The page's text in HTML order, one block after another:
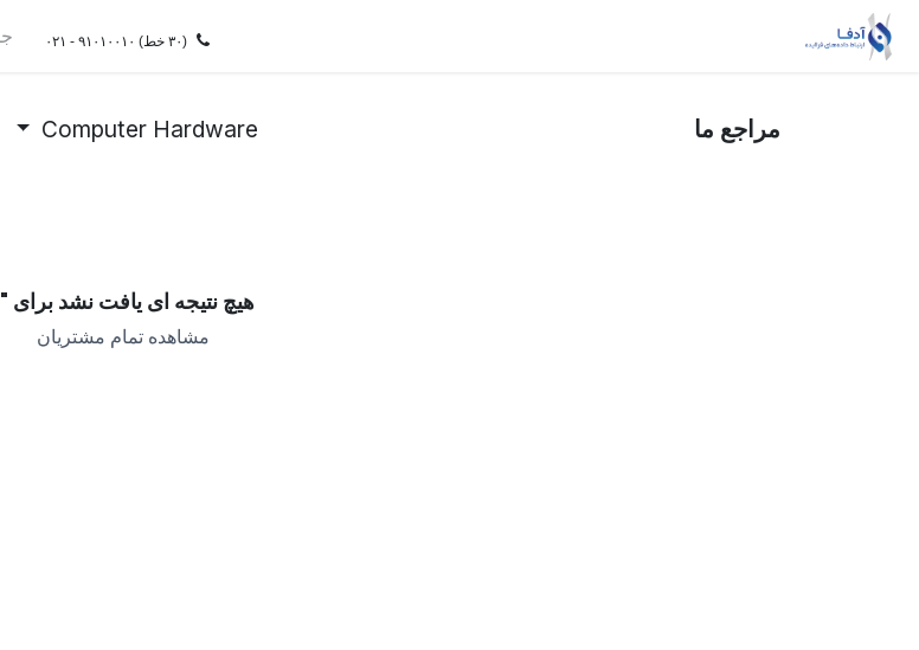
Skip to Content
ممیزی فروشگاه شغل ۰۲۱ - ۹۱۰۱۰۰۱۰ (۳۰ خط)
مراجع ما Computer Hardware
هیچ نتیجه ای یافت نشد برای "
مشاهده تمام مشتریان